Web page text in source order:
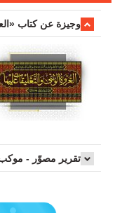
وجیزة عن کتاب